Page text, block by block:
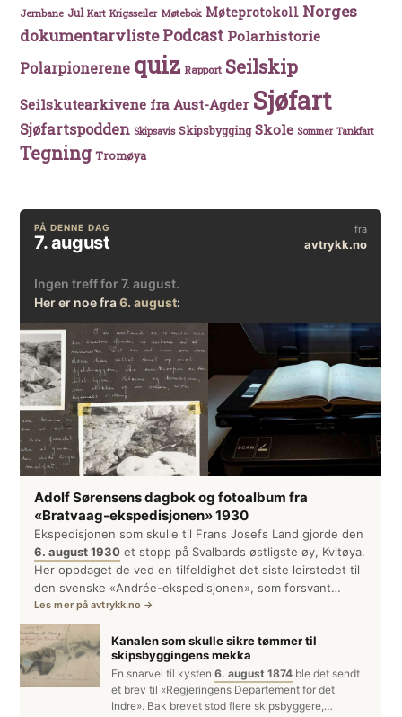
Jernbane Jul Kart Krigsseiler Møtebok Møteprotokoll Norges
dokumentarvlistePodcast Polarhistorie
Polarpionerene quiz Rapport Seilskip
Seilskutearkivene fra Aust-Agder Sjøfart
Sjøfartspodden Skipsavis Skipsbygging Skole Sommer Tankfart
Tegning Tromøya